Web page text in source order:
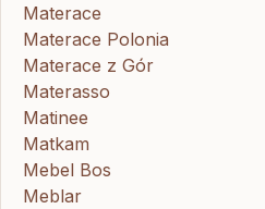
Materace
Materace Polonia
Materace z Gór
Materasso
Matinee
Matkam
Mebel Bos
Meblar